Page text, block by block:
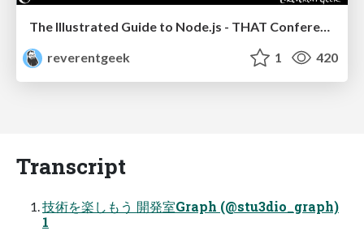
The Illustrated Guide to Node.js - THAT Conference 2024
reverentgeek
1 420
Transcript
技術を楽しもう 開発室Graph (@stu3dio_graph)
1